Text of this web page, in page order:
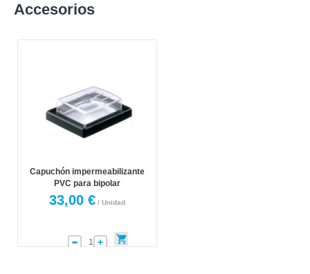
Accesorios
Capuchón impermeabilizante
PVC para bipolar
33,00 € / Unidad